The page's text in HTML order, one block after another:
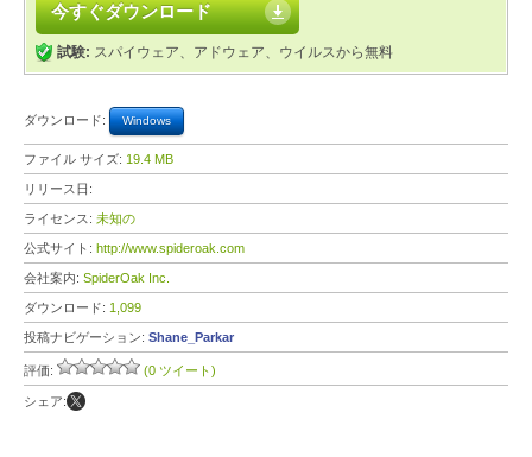
今すぐダウンロード
試験: スパイウェア、アドウェア、ウイルスから無料
ダウンロード: Windows
ファイル サイズ: 19.4 MB
リリース日:
ライセンス: 未知の
公式サイト: http://www.spideroak.com
会社案内: SpiderOak Inc.
ダウンロード: 1,099
投稿ナビゲーション: Shane_Parkar
評価: (0 ツイート)
シェア: